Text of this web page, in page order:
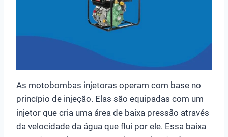
As motobombas injetoras operam com base no
princípio de injeção. Elas são equipadas com um
injetor que cria uma área de baixa pressão através
da velocidade da água que flui por ele. Essa baixa